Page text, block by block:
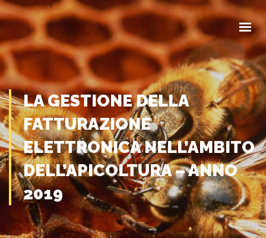
HOME
CHI SIAMO
COMUNICAZIONI
EVENTI
MODULISTICA
CONTATTI
LA GESTIONE DELLA
FATTURAZIONE
ELETTRONICA NELL’AMBITO
DELL’APICOLTURA – ANNO
2019